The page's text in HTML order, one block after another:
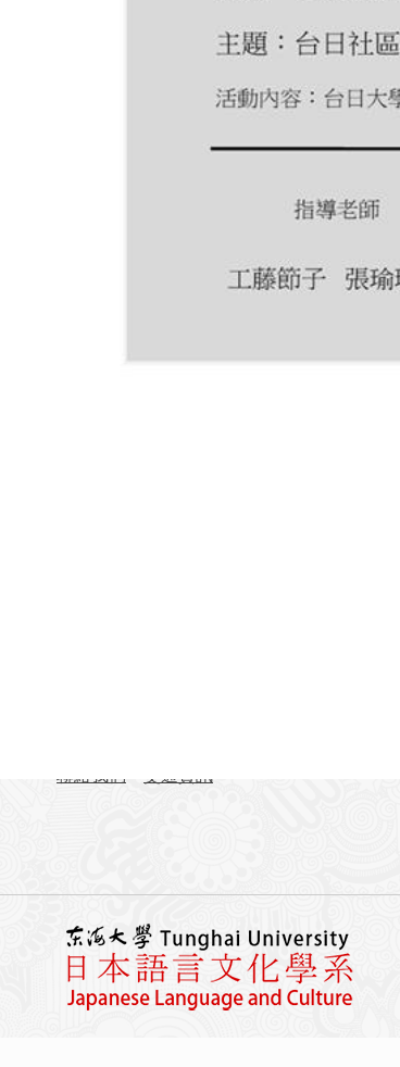
聯絡我們
交通資訊